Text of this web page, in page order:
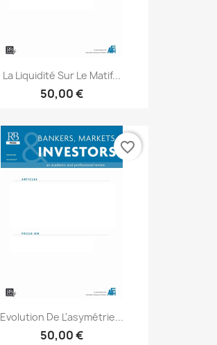
La Liquidité Sur Le Matif...
50,00 €
Evolution De L'asymétrie...
50,00 €
favorite_border